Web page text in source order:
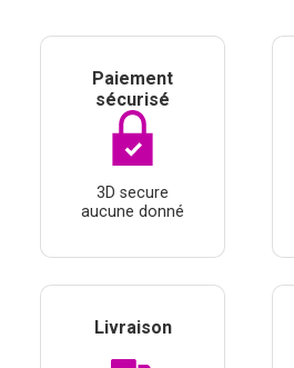
Paiement
sécurisé
3D secure
aucune donné
Livraison